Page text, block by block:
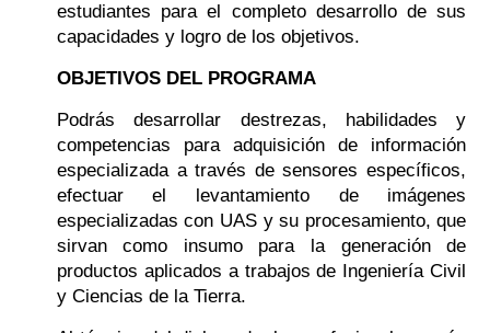
estudiantes para el completo desarrollo de sus
capacidades y logro de los objetivos.
OBJETIVOS DEL PROGRAMA
Podrás desarrollar destrezas, habilidades y
competencias para adquisición de información
especializada a través de sensores específicos,
efectuar el levantamiento de imágenes
especializadas con UAS y su procesamiento, que
sirvan como insumo para la generación de
productos aplicados a trabajos de Ingeniería Civil
y Ciencias de la Tierra.